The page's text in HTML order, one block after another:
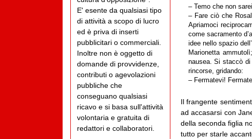
– Temo che non
– Fare ciò che
Apriamoci
come sacramento
idee nello spazio
Marionetta
nausea. Si staccò
rincorse, gridando:
– Fermatevi!
Il frangente
ad accasarsi con
della seconda figlia
tutto per starle
E' esente da qualsiasi tipo
di attività a scopo di lucro
ed è priva di inserti
pubblicitari o commerciali.
Inoltre non è oggetto di
domande di provvidenze,
contributi o agevolazioni
pubbliche che
conseguano qualsiasi
ricavo e si basa sull'attività
volontaria e gratuita di
redattori e collaboratori.